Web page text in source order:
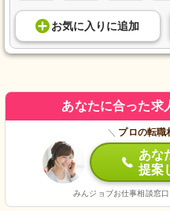
お気に入り に追加
あなたに合った求
＼ プロの転職
あな
提案
みんジョブお仕事相談窓